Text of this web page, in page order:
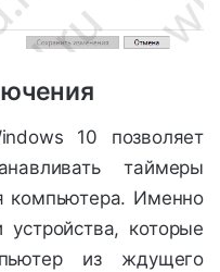
10 позволяет
таймеры
компьютера. Именно
которые
из ждущего